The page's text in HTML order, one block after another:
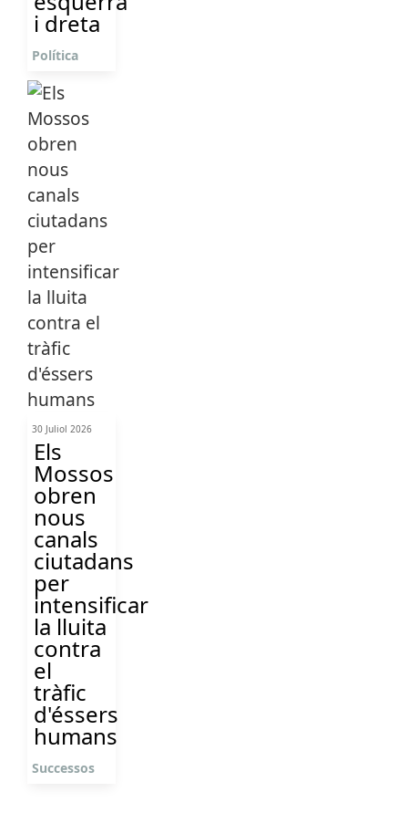
i dreta
Política
30 Juliol 2026
Els
Mossos
obren
nous
canals
ciutadans
per
intensificar
la lluita
contra
el
tràfic
d'éssers
humans
Successos